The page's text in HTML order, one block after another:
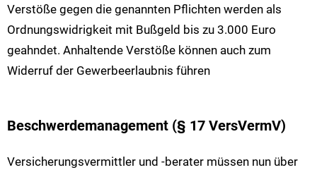
Verstöße gegen die genannten Pflichten werden als
Ordnungswidrigkeit mit Bußgeld bis zu 3.000 Euro
geahndet. Anhaltende Verstöße können auch zum
Widerruf der Gewerbeerlaubnis führen
Beschwerdemanagement (§ 17 VersVermV)
Versicherungsvermittler und -berater müssen nun über